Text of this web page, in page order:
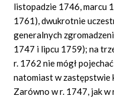
listopadzie 1746, marcu
1761), dwukrotnie
generalnych
1747 i lipcu 1759); na
r. 1762 nie mógł
natomiast w zastępstwie
Zarówno w r. 1747, jak w